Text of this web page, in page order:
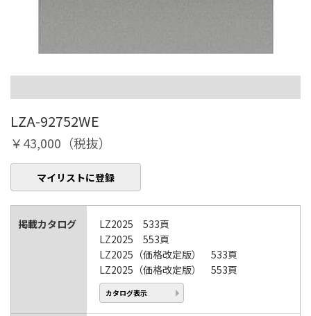
LZA-92752WE
￥43,000（税抜）
マイリストに登録
掲載カタログ
LZ2025 533頁
LZ2025 553頁
LZ2025（価格改定版） 533頁
LZ2025（価格改定版） 553頁
カタログ表示